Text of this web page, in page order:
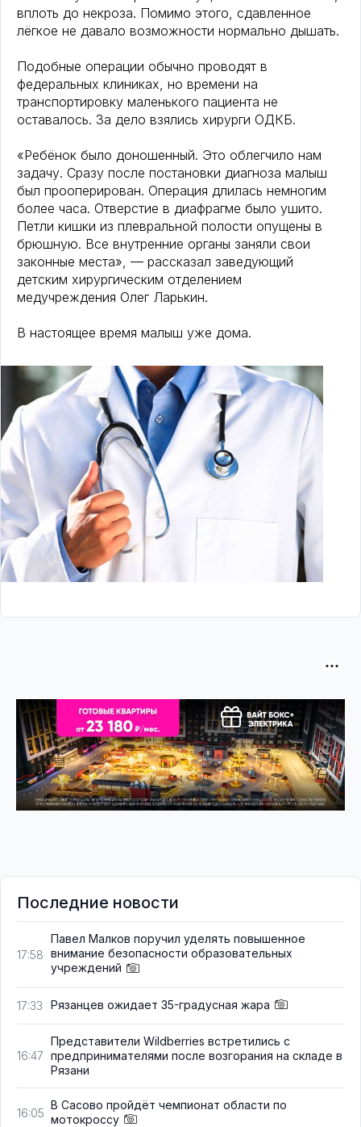
вплоть до некроза. Помимо этого, сдавленное
лёгкое не давало возможности нормально дышать.
Подобные операции обычно проводят в
федеральных клиниках, но времени на
транспортировку маленького пациента не
оставалось. За дело взялись хирурги ОДКБ.
«Ребёнок было доношенный. Это облегчило нам
задачу. Сразу после постановки диагноза малыш
был прооперирован. Операция длилась немногим
более часа. Отверстие в диафрагме было ушито.
Петли кишки из плевральной полости опущены в
брюшную. Все внутренние органы заняли свои
законные места», — рассказал заведующий
детским хирургическим отделением
медучреждения Олег Ларькин.
В настоящее время малыш уже дома.
Последние новости
17:58
Павел Малков поручил уделять повышенное
внимание безопасности образовательных
учреждений
17:33 Рязанцев ожидает 35-градусная жара
16:47
Представители Wildberries встретились с
предпринимателями после возгорания на складе в
Рязани
16:05
В Сасово пройдёт чемпионат области по
мотокроссу